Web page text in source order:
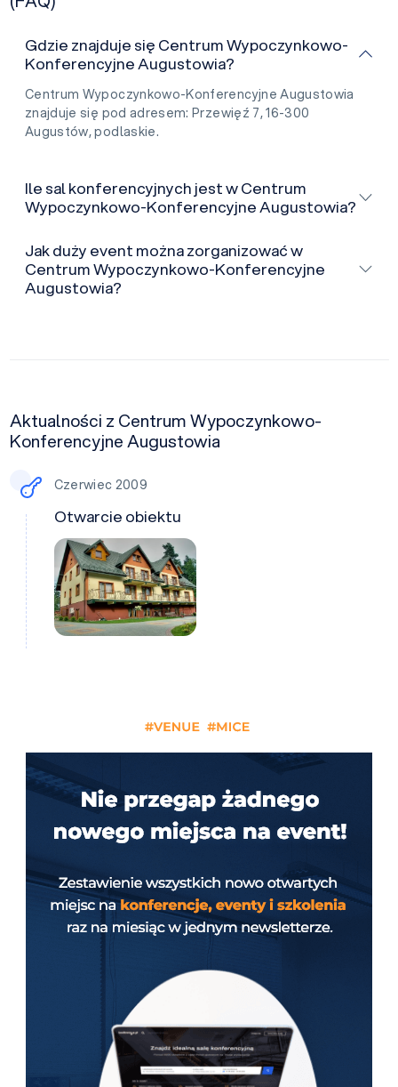
Gdzie znajduje się Centrum Wypoczynkowo-
Konferencyjne Augustowia?
Centrum Wypoczynkowo-Konferencyjne Augustowia
znajduje się pod adresem: Przewięź 7, 16-300
Augustów, podlaskie.
Ile sal konferencyjnych jest w Centrum
Wypoczynkowo-Konferencyjne Augustowia?
Jak duży event można zorganizować w
Centrum Wypoczynkowo-Konferencyjne
Augustowia?
Aktualności z Centrum Wypoczynkowo-
Konferencyjne Augustowia
Czerwiec 2009
Otwarcie obiektu